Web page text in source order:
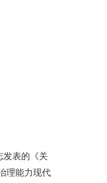
发表的《关
理能力现代